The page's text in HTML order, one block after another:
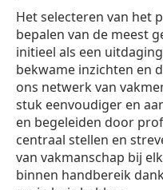
Het selecteren van het
bepalen van de meest
initieel als een
bekwame inzichten en
ons netwerk van
stuk eenvoudiger en
en begeleiden door
centraal stellen en
van vakmanschap bij
binnen handbereik